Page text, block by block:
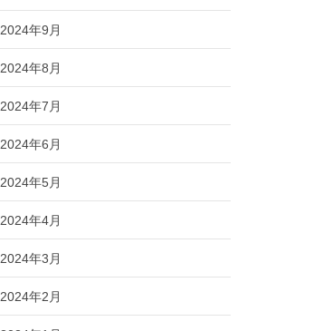
2024年9月
2024年8月
2024年7月
2024年6月
2024年5月
2024年4月
2024年3月
2024年2月